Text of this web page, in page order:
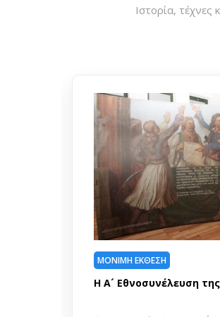
Ιστορία, τέχνες
ΜΟΝΙΜΗ ΕΚΘΕΣΗ
Γράμμος: Διαδρομές